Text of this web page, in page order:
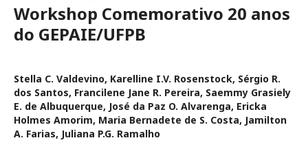
Workshop Comemorativo 20 anos
do GEPAIE/UFPB
Stella C. Valdevino, Karelline I.V. Rosenstock, Sérgio R.
dos Santos, Francilene Jane R. Pereira, Saemmy Grasiely
E. de Albuquerque, José da Paz O. Alvarenga, Ericka
Holmes Amorim, Maria Bernadete de S. Costa, Jamilton
A. Farias, Juliana P.G. Ramalho